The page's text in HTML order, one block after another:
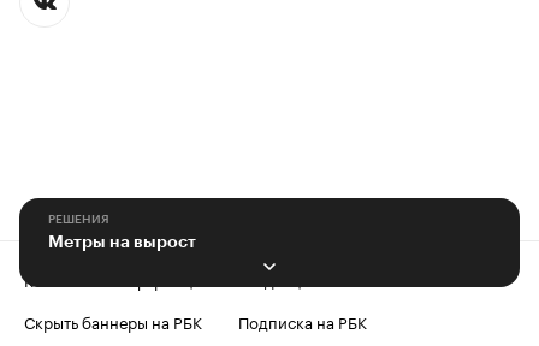
РЕШЕНИЯ
Метры на вырост
Контактная информация
Редакция
Скрыть баннеры на РБК
Подписка на РБК